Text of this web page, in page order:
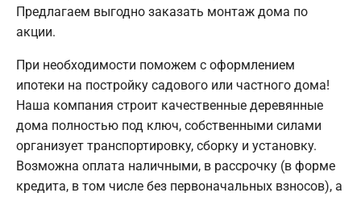
Предлагаем выгодно заказать монтаж дома по
акции.
При необходимости поможем с оформлением
ипотеки на постройку садового или частного дома!
Наша компания строит качественные деревянные
дома полностью под ключ, собственными силами
организует транспортировку, сборку и установку.
Возможна оплата наличными, в рассрочку (в форме
кредита, в том числе без первоначальных взносов), а